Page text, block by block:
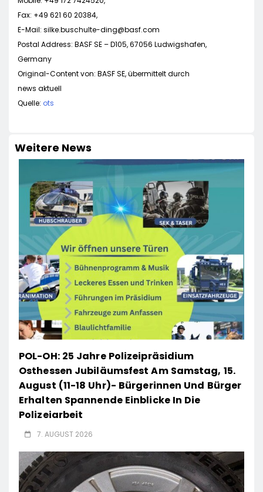
Fax: +49 621 60 20384,
E-Mail: silke.buschulte-ding@basf.com
Postal Address: BASF SE – D105, 67056 Ludwigshafen,
Germany
Original-Content von: BASF SE, übermittelt durch
news aktuell
Quelle: ots
Weitere News
POL-OH: 25 Jahre Polizeipräsidium
Osthessen Jubiläumsfest Am Samstag, 15.
August (11-18 Uhr)- Bürgerinnen Und Bürger
Erhalten Spannende Einblicke In Die
Polizeiarbeit
7. AUGUST 2026